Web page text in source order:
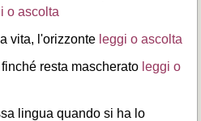
o ascolta
vita, l'orizzonte leggi o ascolta
resta mascherato leggi o
lingua quando si ha lo